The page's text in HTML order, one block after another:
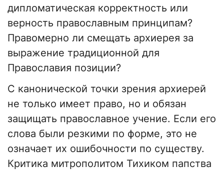
дипломатическая корректность или
верность православным принципам?
Правомерно ли смещать архиерея за
выражение традиционной для
Православия позиции?
С канонической точки зрения архиерей
не только имеет право, но и обязан
защищать православное учение. Если его
слова были резкими по форме, это не
означает их ошибочности по существу.
Критика митрополитом Тихиком папства